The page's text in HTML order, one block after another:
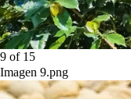
9 of 15
Imagen 9.png